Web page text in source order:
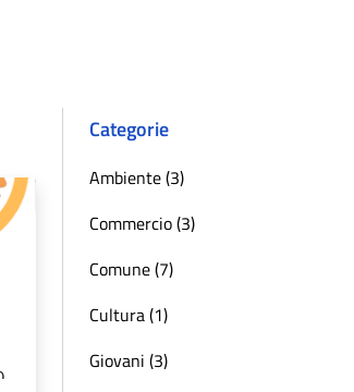
Categorie
Ambiente (3)
Commercio (3)
Comune (7)
Cultura (1)
Giovani (3)